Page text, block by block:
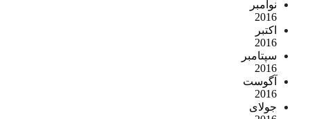
نوامبر
2016
اکتبر
2016
سپتامبر
2016
آگوست
2016
جولای